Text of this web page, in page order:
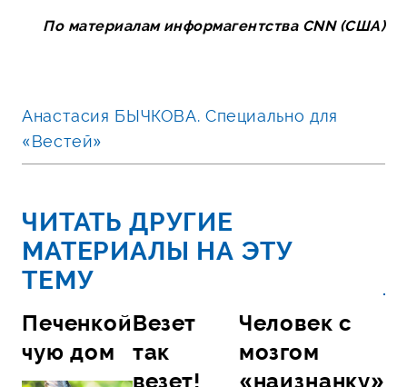
По материалам информагентства CNN (США)
Анастасия БЫЧКОВА. Специально для
«Вестей»
ЧИТАТЬ ДРУГИЕ
МАТЕРИАЛЫ НА ЭТУ
ТЕМУ
Печенкой
чую дом
Везет
так
везет!
Человек с
мозгом
«наизнанку»